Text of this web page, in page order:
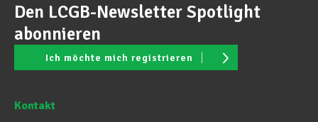
Den LCGB-Newsletter Spotlight
abonnieren
Ich möchte mich registrieren
Kontakt